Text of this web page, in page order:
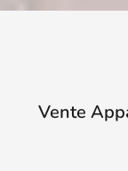
Vente